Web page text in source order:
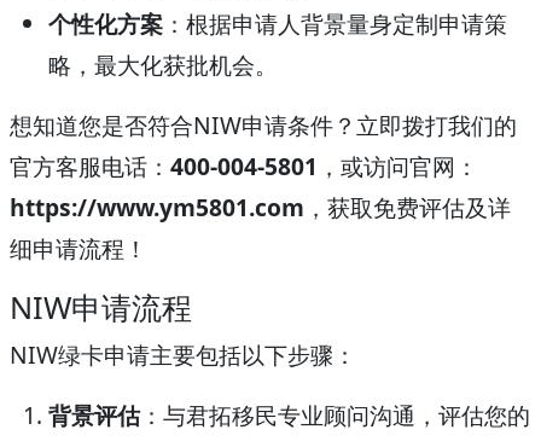
个性化方案 ：根据申请人背景量身定制申请策
略，最大化获批机会。
想知道您是否符合NIW申请条件？立即拨打我们的
官方客服电话： 400-004-5801 ，或访问官网：
https://www.ym5801.com ，获取免费评估及详
细申请流程！
NIW申请流程
NIW绿卡申请主要包括以下步骤：
背景评估：与君拓移民专业顾问沟通，评估您的